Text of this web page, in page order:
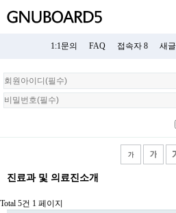
1:1문의 FAQ 접속자 8 새글
회
원
로
진료과 및 의료진소개
Total 5건 1 페이지